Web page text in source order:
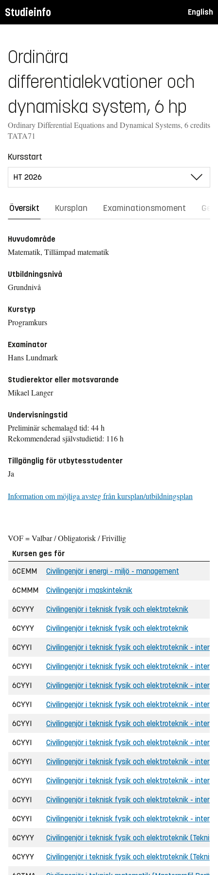
Studieinfo English
Ordinära
differentialekvationer och
dynamiska system, 6 hp
Ordinary Differential Equations and Dynamical Systems, 6 credits
TATA71
Kursstart
Översikt Kursplan Examinationsmoment
Huvudområde
Matematik, Tillämpad matematik
Utbildningsnivå
Grundnivå
Kurstyp
Programkurs
Examinator
Hans Lundmark
Studierektor eller motsvarande
Mikael Langer
Undervisningstid
Preliminär schemalagd tid: 44 h
Rekommenderad självstudietid: 116 h
Tillgänglig för utbytesstudenter
Ja
Information om möjliga avsteg från kursplan/utbildningsplan
VOF = Valbar / Obligatorisk / Frivillig
Kursen ges för
6CEMM
Civilingenjör i energi - miljö - management
6CMMM Civilingenjör i maskinteknik
6CYYY Civilingenjör i teknisk fysik och elektroteknik
6CYYY Civilingenjör i teknisk fysik och elektroteknik
6CYYI Civilingenjör i teknisk fysik och elektroteknik -
6CYYI Civilingenjör i teknisk fysik och elektroteknik -
6CYYI Civilingenjör i teknisk fysik och elektroteknik -
6CYYI Civilingenjör i teknisk fysik och elektroteknik -
6CYYI Civilingenjör i teknisk fysik och elektroteknik -
6CYYI Civilingenjör i teknisk fysik och elektroteknik -
6CYYI Civilingenjör i teknisk fysik och elektroteknik -
6CYYI Civilingenjör i teknisk fysik och elektroteknik -
6CYYI Civilingenjör i teknisk fysik och elektroteknik -
6CYYI Civilingenjör i teknisk fysik och elektroteknik -
6CYYY Civilingenjör i teknisk fysik och elektroteknik
6CYYY Civilingenjör i teknisk fysik och elektroteknik